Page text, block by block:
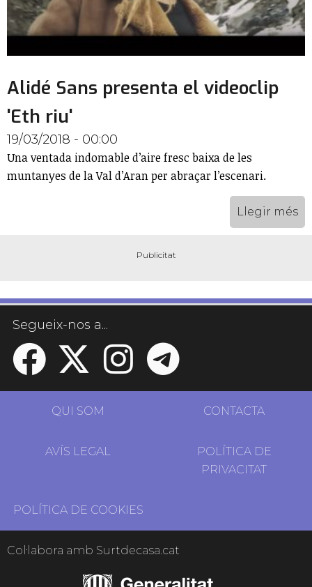
Alidé Sans presenta el videoclip
'Eth riu'
19/03/2018 - 00:00
Una ventada indomable d’aire fresc baixa de les
muntanyes de la Val d’Aran per abraçar l’escenari.
Llegir més
Segueix-nos a...
QUI SOM CONTACTA
AVÍS LEGAL
POLÍTICA DE
PRIVACITAT
POLÍTICA DE COOKIES
Col·labora amb Surtdecasa.cat